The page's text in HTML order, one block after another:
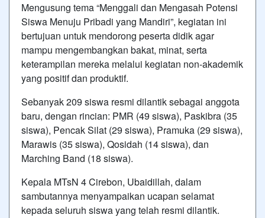
Mengusung tema “Menggali dan Mengasah Potensi
Siswa Menuju Pribadi yang Mandiri”, kegiatan ini
bertujuan untuk mendorong peserta didik agar
mampu mengembangkan bakat, minat, serta
keterampilan mereka melalui kegiatan non-akademik
yang positif dan produktif.
Sebanyak 209 siswa resmi dilantik sebagai anggota
baru, dengan rincian: PMR (49 siswa), Paskibra (35
siswa), Pencak Silat (29 siswa), Pramuka (29 siswa),
Marawis (35 siswa), Qosidah (14 siswa), dan
Marching Band (18 siswa).
Kepala MTsN 4 Cirebon, Ubaidillah, dalam
sambutannya menyampaikan ucapan selamat
kepada seluruh siswa yang telah resmi dilantik.